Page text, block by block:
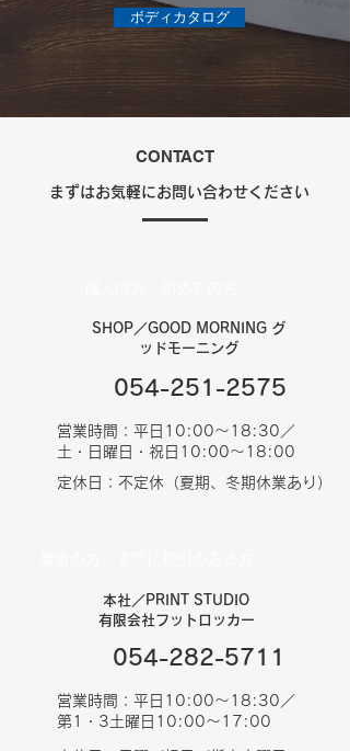
ボディカタログ
CONTACT
まずはお気軽にお問い合わせください
SHOP／GOOD MORNING グ
ッドモーニング
054-251-2575
営業時間：平日10:00〜18:30／
土・日曜日・祝日10:00〜18:00
定休日：不定休（夏期、冬期休業あり）
本社／PRINT STUDIO
有限会社フットロッカー
054-282-5711
営業時間：平日10:00〜18:30／
第1・3土曜日10:00〜17:00